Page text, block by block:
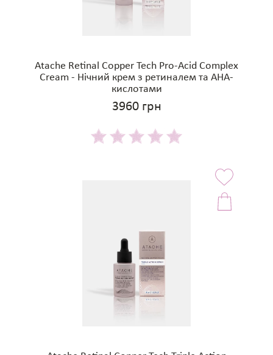
Atache Retinal Copper Tech Pro-Acid Complex
Cream - Нічний крем з ретиналем та AHA-
кислотами
3960 грн